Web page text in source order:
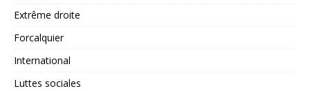
Extrême droite
Forcalquier
International
Luttes sociales